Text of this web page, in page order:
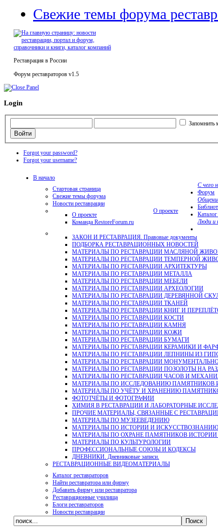
Свежие темы форума
Реставрация в России
Форум реставраторов v1.5
Login
Запомнить
Forgot your password?
Forgot your username?
В начало
С чего
Стартовая страница
Свежие темы форума
Новости реставрации
О проекте
О проекте
Команда RestoreForum.ru
Форум
ЗАКОН И РЕСТАВРАЦИЯ. Правовые документы
ПОДБОРКА РЕСТАВРАЦИОННЫХ НОВОСТЕЙ
МАТЕРИАЛЫ ПО РЕСТАВРАЦИИ МАСЛЯНОЙ
МАТЕРИАЛЫ ПО РЕСТАВРАЦИИ ТЕМПЕРНОЙ
МАТЕРИАЛЫ ПО РЕСТАВРАЦИИ АРХИТЕКТУРЫ
МАТЕРИАЛЫ ПО РЕСТАВРАЦИИ МЕТАЛЛА
МАТЕРИАЛЫ ПО РЕСТАВРАЦИИ МЕБЕЛИ
МАТЕРИАЛЫ ПО РЕСТАВРАЦИИ АРХЕОЛОГИИ
МАТЕРИАЛЫ ПО РЕСТАВРАЦИИ ДЕРЕВЯННОЙ
МАТЕРИАЛЫ ПО РЕСТАВРАЦИИ ТКАНЕЙ
МАТЕРИАЛЫ ПО РЕСТАВРАЦИИ КНИГ И
МАТЕРИАЛЫ ПО РЕСТАВРАЦИИ КОСТИ
МАТЕРИАЛЫ ПО РЕСТАВРАЦИИ КАМНЯ
МАТЕРИАЛЫ ПО РЕСТАВРАЦИИ КОЖИ
МАТЕРИАЛЫ ПО РЕСТАВРАЦИИ БУМАГИ
МАТЕРИАЛЫ ПО РЕСТАВРАЦИИ КЕРАМИКИ И
МАТЕРИАЛЫ ПО РЕСТАВРАЦИИ ЛЕПНИНЫ ИЗ ГИПСА
МАТЕРИАЛЫ ПО РЕСТАВРАЦИИ
МАТЕРИАЛЫ ПО РЕСТАВРАЦИИ ПОЗОЛОТЫ НА
МАТЕРИАЛЫ ПО РЕСТАВРАЦИИ ЧАСОВ И
МАТЕРИАЛЫ ПО ИССЛЕДОВАНИЮ ПАМЯТНИКОВ
МАТЕРИАЛЫ ПО УЧЁТУ И ХРАНЕНИЮ
ФОТОТЧЁТЫ И ФОТОГРАФИИ
ХИМИЯ В РЕСТАВРАЦИИ И ЛАБОРАТОРНЫЕ
ПРОЧИЕ МАТЕРИАЛЫ, СВЯЗАННЫЕ С
МАТЕРИАЛЫ ПО МУЗЕЕВЕДЕНИЮ
МАТЕРИАЛЫ ПО ИСТОРИИ И ИСКУССТВОЗНАНИЮ
МАТЕРИАЛЫ ПО ОХРАНЕ ПАМЯТНИКОВ ИСТОРИИ
МАТЕРИАЛЫ ПО КУЛЬТУРОЛОГИИ
ПРОФЕССИОНАЛЬНЫЕ СОЮЗЫ И КОДЕКСЫ
ДНЕВНИКИ. Дневниковые записи.
РЕСТАВРАЦИОННЫЕ ВИДЕОМАТЕРИАЛЫ
Люди и
Каталог реставраторов
Найти реставратора или фирму
Добавить фирму или реставратора
Реставрационные училища
Блоги реставраторов
Новости реставрации